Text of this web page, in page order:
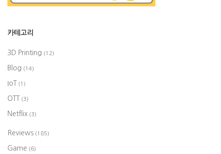
카테고리
3D Printing (12)
Blog (14)
IoT (1)
OTT (3)
Netflix (3)
Reviews (185)
Game (6)